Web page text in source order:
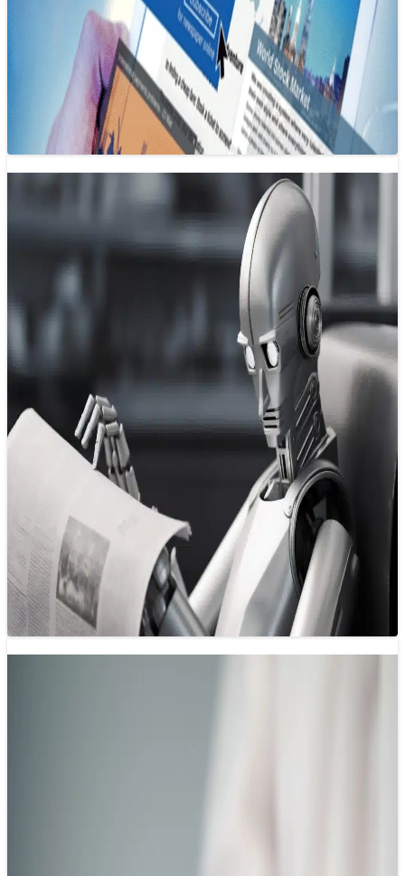
tảng trong kỷ nguyên số
31/05/2025 17:36
Xây dựng hệ sinh thái báo chí nội dung đa nền tảng không
chỉ là xu hướng mà còn là nhu cầu cấp…
Bước lên “chuyến tàu AI” trước khi hết
30/05/2025 12:52
Nếu bạn là một nhà báo hoặc sinh viên báo chí, bạn đang
đứng trước một cơ hội vàng – một cơ hội…